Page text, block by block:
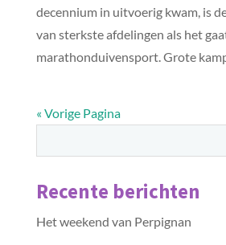
decennium in uitvoerig kwam, is
van sterkste afdelingen als het
marathonduivensport. Grote
« Vorige Pagina
Recente berichten
Het weekend van Perpignan